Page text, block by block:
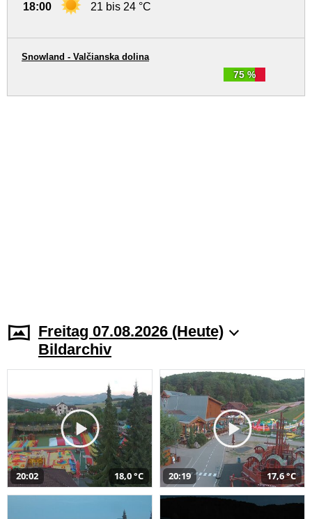
18:00 21 bis 24 °C
75 %
Snowland - Valčianska dolina
Freitag 07.08.2026 (Heute)
Bildarchiv
20:02 18,0 °C 20:19 17,6 °C